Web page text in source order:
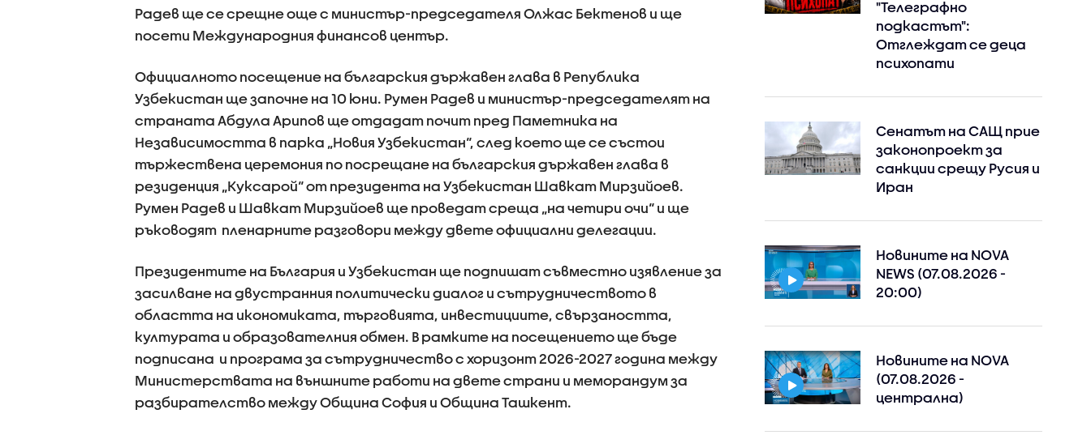
Радев ще се срещне още с министър-председателя Олжас Бектенов и ще
посети Международния финансов център.
Официалното посещение на българския държавен глава в Република
Узбекистан ще започне на 10 юни. Румен Радев и министър-председателят на
страната Абдула Арипов ще отдадат почит пред Паметника на
Независимостта в парка „Новия Узбекистан“, след което ще се състои
тържествена церемония по посрещане на българския държавен глава в
резиденция „Куксарой“ от президента на Узбекистан Шавкат Мирзийоев.
Румен Радев и Шавкат Мирзийоев ще проведат среща „на четири очи“ и ще
ръководят пленарните разговори между двете официални делегации.
Президентите на България и Узбекистан ще подпишат съвместно изявление за
засилване на двустранния политически диалог и сътрудничеството в
областта на икономиката, търговията, инвестициите, свързаността,
културата и образователния обмен. В рамките на посещението ще бъде
подписана и програма за сътрудничество с хоризонт 2026-2027 година между
Министерствата на външните работи на двете страни и меморандум за
разбирателство между Община София и Община Ташкент.
"Телеграфно
подкастът":
Отглеждат се деца
психопати
Сенатът на САЩ прие
законопроект за
санкции срещу Русия и
Иран
Новините на NOVA
NEWS (07.08.2026 -
20:00)
Новините на NOVA
(07.08.2026 -
централна)